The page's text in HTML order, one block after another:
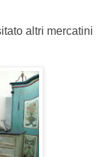
altri mercatini